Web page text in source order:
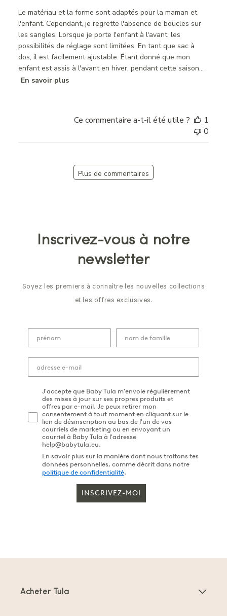
Le matériau et la forme sont adaptés pour la maman et
l'enfant. Cependant, je regrette l'absence de boucles sur
les sangles. Lorsque je porte l'enfant à l'avant, les
possibilités de réglage sont limitées. En tant que sac à
dos, il est facilement ajustable. Étant donné que mon
enfant est assis à l'avant en hiver, pendant cette saison...
En savoir plus
Ce commentaire a-t-il été utile ?
1
0
Plus de commentaires
Inscrivez-vous à notre
newsletter
Soyez les premiers à connaître les nouvelles collections
et les offres exclusives.
J'accepte que Baby Tula m'envoie régulièrement
des mises à jour sur ses propres produits et
offres par e-mail. Je peux retirer mon
consentement à tout moment en cliquant sur le
lien de désinscription au bas de l'un de vos
courriels de marketing ou en envoyant un
courriel à Baby Tula à l'adresse
help@babytula.eu.
En savoir plus sur la manière dont nous traitons tes
données personnelles, comme décrit dans notre
politique de confidentialité.
INSCRIVEZ-MOI
Acheter Tula